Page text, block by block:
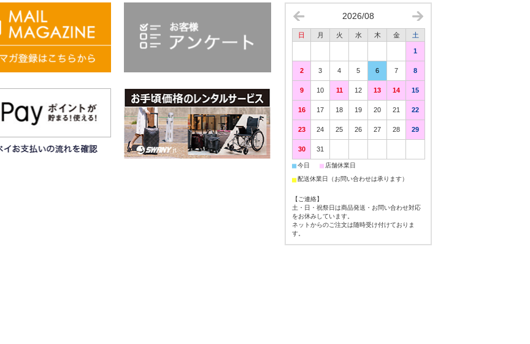
2026/08
日 月 火 水 木 金 土
1
2 3 4 5 6 7 8
9 10 11 12 13 14 15
16 17 18 19 20 21 22
23 24 25 26 27 28 29
30 31
■今日 ■ 店舗休業日
■配送休業日（お問い合わせは承ります）
【ご連絡】
土・日・祝祭日は商品発送・お問い合わせ対応
をお休みしています。
ネットからのご注文は随時受け付けておりま
す。